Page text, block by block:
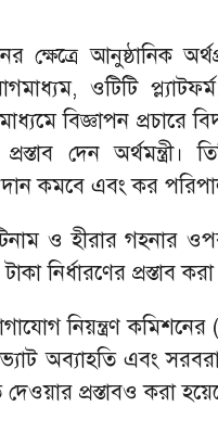
ক্ষেত্রে আনুষ্ঠানিক
ওটিটি
বিজ্ঞাপন প্রচারে
দেন
কমবে এবং কর
ও হীরার গহনার
নির্ধারণের প্রস্তাব
নিয়ন্ত্রণ কমিশনের
অব্যাহতি এবং
দেওয়ার প্রস্তাবও করা